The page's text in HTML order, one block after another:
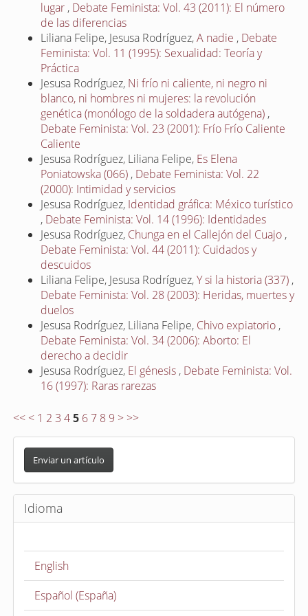
lugar , Debate Feminista: Vol. 43 (2011): El número
de las diferencias
Liliana Felipe, Jesusa Rodríguez,A nadie , Debate
Feminista: Vol. 11 (1995): Sexualidad: Teoría y
Práctica
Jesusa Rodríguez, Ni frío ni caliente, ni negro ni
blanco, ni hombres ni mujeres: la revolución
genética (monólogo de la soldadera autógena) ,
Debate Feminista: Vol. 23 (2001): Frío Frío Caliente
Caliente
Jesusa Rodríguez, Liliana Felipe, Es Elena
Poniatowska (066) , Debate Feminista: Vol. 22
(2000): Intimidad y servicios
Jesusa Rodríguez, Identidad gráfica: México turístico
, Debate Feminista: Vol. 14 (1996): Identidades
Jesusa Rodríguez, Chunga en el Callejón del Cuajo ,
Debate Feminista: Vol. 44 (2011): Cuidados y
descuidos
Liliana Felipe, Jesusa Rodríguez,Y si la historia (337) ,
Debate Feminista: Vol. 28 (2003): Heridas, muertes y
duelos
Jesusa Rodríguez, Liliana Felipe, Chivo expiatorio ,
Debate Feminista: Vol. 34 (2006): Aborto: El
derecho a decidir
Jesusa Rodríguez, El génesis , Debate Feminista: Vol.
16 (1997): Raras rarezas
<< < 1 2 3 4 5 6 7 8 9 > >>
E
v
i
a
Enviar un artículo
Idioma
English
Español (España)